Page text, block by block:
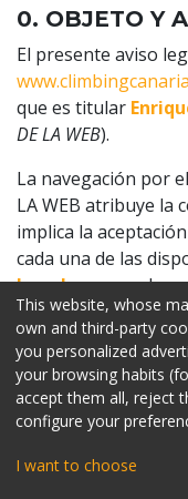
0. OBJETO Y
El presente aviso
que es titular
DE LA WEB).
La navegación por
LA WEB atribuye la
implica la
cada una de las
Legal, que pueden
El usuario se obliga
web de conformidad
público, los usos del
usuario responderá
WEB o frente a
perjuicios que
del incumplimiento
This website, whose
own and third-party
you personalized
your browsing habits
accept them all, reject
configure your
I want to choose